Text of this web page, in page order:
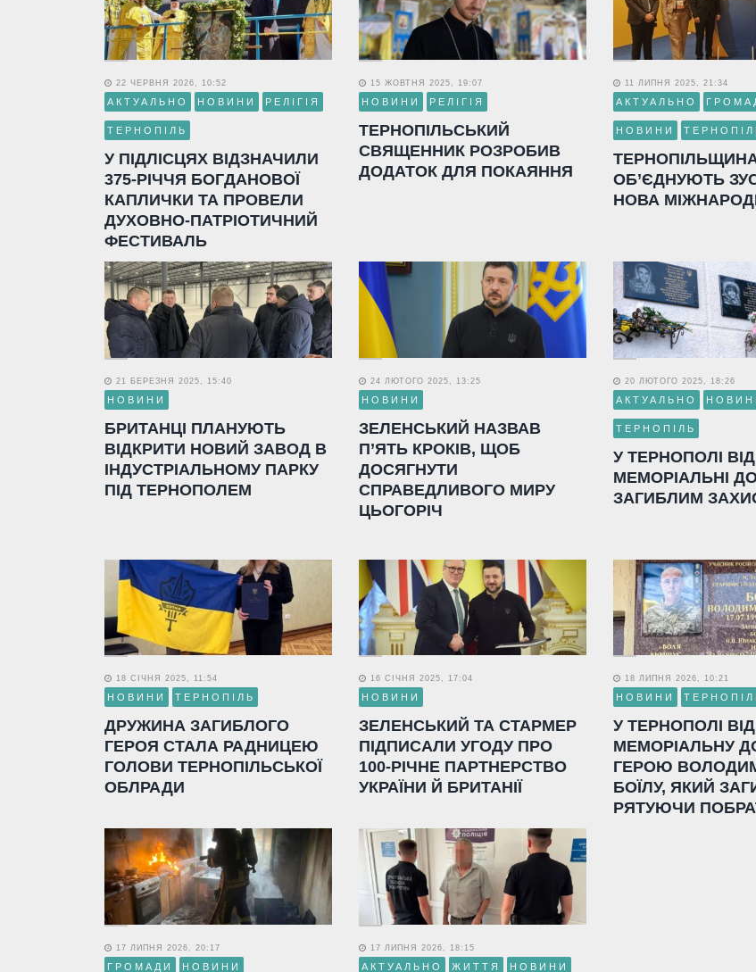
22 ЧЕРВНЯ 2026, 10:52
АКТУАЛЬНО НОВИНИ РЕЛІГІЯ
ТЕРНОПІЛЬ
У ПІДЛІСЦЯХ ВІДЗНАЧИЛИ
375-РІЧЧЯ БОГДАНОВОЇ
КАПЛИЧКИ ТА ПРОВЕЛИ
ДУХОВНО-ПАТРІОТИЧНИЙ
ФЕСТИВАЛЬ
15 ЖОВТНЯ 2025, 19:07
НОВИНИ РЕЛІГІЯ
ТЕРНОПІЛЬСЬКИЙ
СВЯЩЕННИК РОЗРОБИВ
ДОДАТОК ДЛЯ ПОКАЯННЯ
11 ЛИПНЯ 2025, 21:34
АКТУАЛЬНО
НОВИНИ
ТЕРНОПІЛЬЩИНА
ОБ’ЄДНУЮТЬ
НОВА
21 БЕРЕЗНЯ 2025, 15:40
НОВИНИ
БРИТАНЦІ ПЛАНУЮТЬ
ВІДКРИТИ НОВИЙ ЗАВОД В
ІНДУСТРІАЛЬНОМУ ПАРКУ
ПІД ТЕРНОПОЛЕМ
24 ЛЮТОГО 2025, 13:25
НОВИНИ
ЗЕЛЕНСЬКИЙ НАЗВАВ
П’ЯТЬ КРОКІВ, ЩОБ
ДОСЯГНУТИ
СПРАВЕДЛИВОГО МИРУ
ЦЬОГОРІЧ
20 ЛЮТОГО 2025, 18:26
АКТУАЛЬНО
ТЕРНОПІЛЬ
У ТЕРНОПОЛІ
МЕМОРІАЛЬНІ
ЗАГИБЛИМ
18 СІЧНЯ 2025, 11:54
НОВИНИ ТЕРНОПІЛЬ
ДРУЖИНА ЗАГИБЛОГО
ГЕРОЯ СТАЛА РАДНИЦЕЮ
ГОЛОВИ ТЕРНОПІЛЬСЬКОЇ
ОБЛРАДИ
16 СІЧНЯ 2025, 17:04
НОВИНИ
ЗЕЛЕНСЬКИЙ ТА СТАРМЕР
ПІДПИСАЛИ УГОДУ ПРО
100-РІЧНЕ ПАРТНЕРСТВО
УКРАЇНИ Й БРИТАНІЇ
18 ЛИПНЯ 2026, 10:21
НОВИНИ
У ТЕРНОПОЛІ
МЕМОРІАЛЬНУ
ГЕРОЮ
БОЇЛУ, ЯКИЙ
РЯТУЮЧИ
17 ЛИПНЯ 2026, 20:17
ГРОМАДИ НОВИНИ
17 ЛИПНЯ 2026, 18:15
АКТУАЛЬНО ЖИТТЯ НОВИНИ